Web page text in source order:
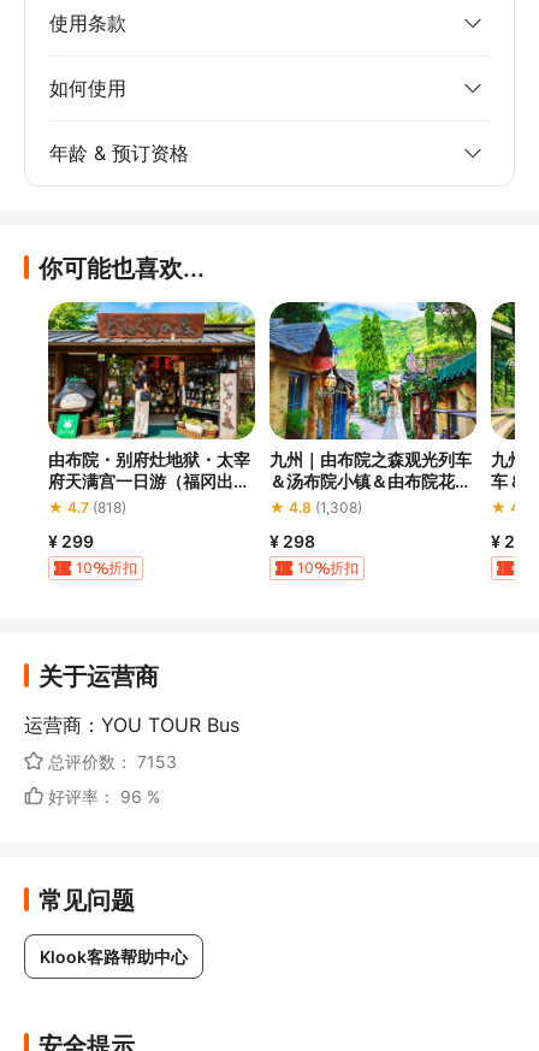
使用条款
如何使用
年龄 & 预订资格
你可能也喜欢...
由布院・别府灶地狱・太宰
府天满宫一日游（福冈出
发）｜中文导游・含灶地狱
★ 4.7 (818)
¥ 299
10
折扣
九州｜由布院之森观光列车
＆汤布院小镇＆由布院花卉
村＆太宰府＆别府缆车一日
★ 4.8 (1,308)
¥ 298
10
折扣
九州
车 &
& 太
★ 4.9
¥ 298
关于运营商
运营商：YOU TOUR Bus
总评价数： 7153
好评率： 96 %
常见问题
Klook客路帮助中心